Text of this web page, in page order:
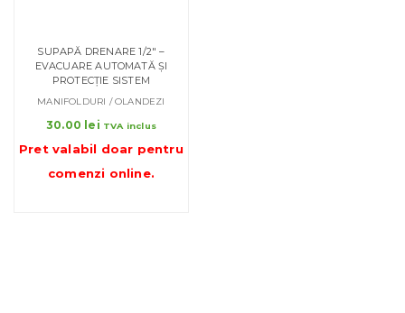
SUPAPĂ DRENARE 1/2″ –
EVACUARE AUTOMATĂ ȘI
PROTECȚIE SISTEM
MANIFOLDURI / OLANDEZI
30.00 lei TVA inclus
Pret valabil doar pentru
comenzi online.